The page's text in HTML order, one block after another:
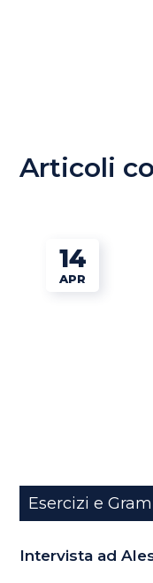
Articoli
14
APR
Esercizi e
Intervista ad